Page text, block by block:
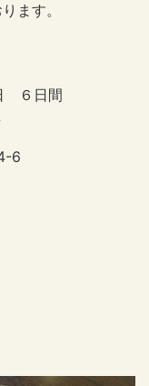
ます。
６日間
6